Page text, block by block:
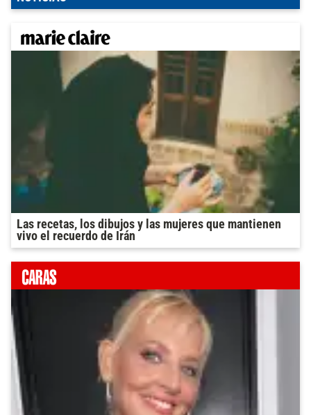
Las recetas, los dibujos y las mujeres que mantienen
vivo el recuerdo de Irán